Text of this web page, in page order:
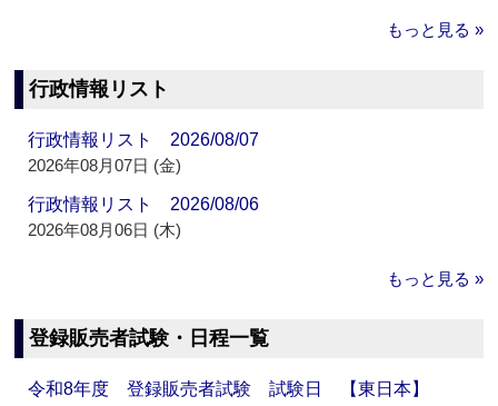
もっと見る »
行政情報リスト
行政情報リスト 2026/08/07
2026年08月07日 (金)
行政情報リスト 2026/08/06
2026年08月06日 (木)
もっと見る »
登録販売者試験・日程一覧
令和8年度 登録販売者試験 試験日 【東日本】